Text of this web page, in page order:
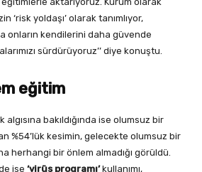
‘risk yoldaşı’ olarak tanımlıyor,
onların kendilerini daha güvende
sürdürüyoruz’’ diye konuştu.
eğitim
bakıldığında ise olumsuz bir
%54’lük kesimin, gelecekte olumsuz bir
herhangi bir önlem almadığı görüldü.
ise ‘virüs programı’kullanımı,